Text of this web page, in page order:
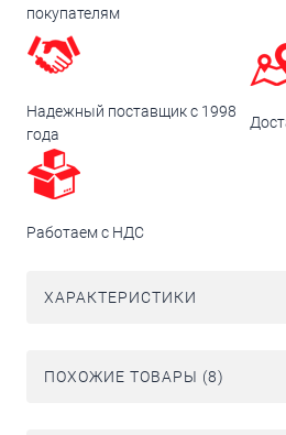
покупателям
Надежный поставщик с 1998
года
Работаем с НДС
ХАРАКТЕРИСТИКИ
ПОХОЖИЕ ТОВАРЫ (8)